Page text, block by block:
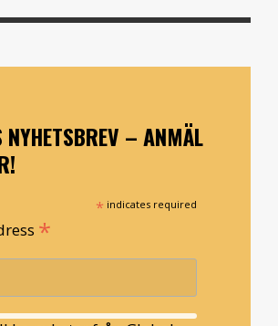
NYHETSBREV – ANMÄL
* indicates required
*